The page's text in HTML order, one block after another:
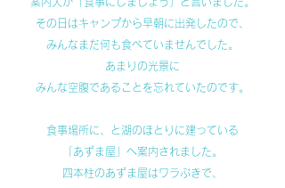
その日はキャンプから早朝に出発したので、
みんなまだ何も食べていませんでした。
あまりの光景に
みんな空腹であることを忘れていたのです。
食事場所に、と湖のほとりに建っている
「あずま屋」へ案内されました。
四本柱のあずま屋はワラぶきで、